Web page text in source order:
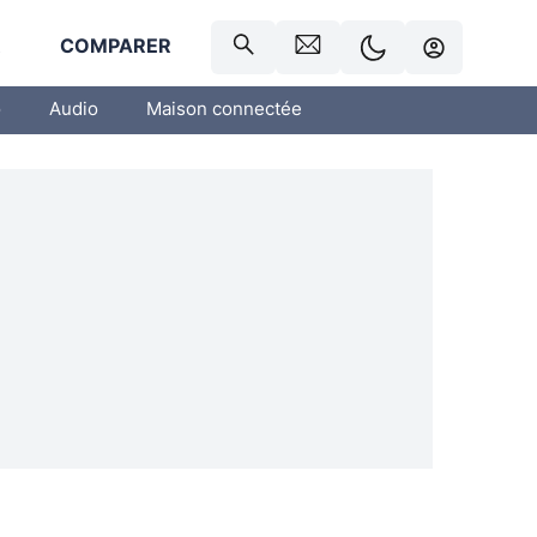
COMPARER
Audio Maison connectée